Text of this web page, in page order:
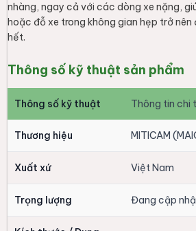
nhàng, ngay cả với các dòng xe nặng,
hoặc đỗ xe trong không gian hẹp trở nên
hết.
Thông số kỹ thuật sản phẩm
Thông số kỹ thuật Thông tin chi
Thương hiệu MITICAM
Xuất xứ Việt Nam
Trọng lượng Đang cập